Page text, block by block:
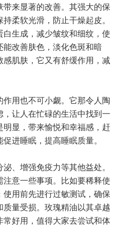
来显著的改善。其强大的保
柔软光滑，防止干燥起皮。
生成，减少皱纹和细纹，使
改善肤色，淡化色斑和暗
肌肤，它又有舒缓作用，减
用也不可小觑。它那令人陶
让人在忙碌的生活中找到一
显，带来愉悦和幸福感，赶
进睡眠，提高睡眠质量。
、增强免疫力等其他益处。
意一些事项。比如要稀释使
用前先进行过敏测试，确保
量受损。玫瑰精油以其卓越
好用，值得大家去尝试和体